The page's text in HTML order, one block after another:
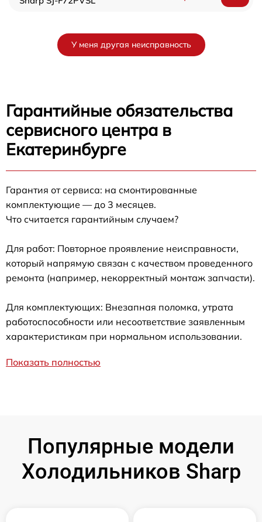
У меня другая неисправность
Гарантийные обязательства
сервисного центра в
Екатеринбурге
Гарантия от сервиса: на смонтированные
комплектующие — до 3 месяцев.
Что считается гарантийным случаем?
Для работ: Повторное проявление неисправности,
который напрямую связан с качеством проведенного
ремонта (например, некорректный монтаж запчасти).
Для комплектующих: Внезапная поломка, утрата
работоспособности или несоответствие заявленным
характеристикам при нормальном использовании.
Показать полностью
Популярные модели
Холодильников Sharp